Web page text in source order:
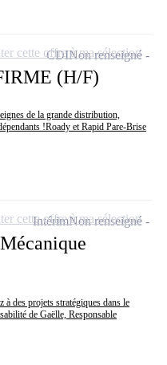
(H/F)
de la grande distribution,
!Roady et Rapid Pare-Brise
CDINon renseigné
cette offre à ma sélection
à des projets stratégiques dans le
de Gaëlle, Responsable
IntérimNon renseigné
cette offre à ma sélection